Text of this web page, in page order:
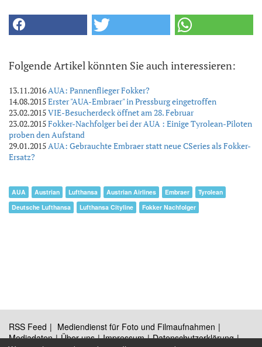
Folgende Artikel könnten Sie auch interessieren:
13.11.2016AUA: Pannenflieger Fokker?
14.08.2015Erster "AUA-Embraer" in Pressburg eingetroffen
23.02.2015VIE-Besucherdeck öffnet am 28. Februar
23.02.2015Fokker-Nachfolger bei der AUA : Einige Tyrolean-Piloten
proben den Aufstand
29.01.2015AUA: Gebrauchte Embraer statt neue CSeries als Fokker-
Ersatz?
AUA Austrian Lufthansa Austrian Airlines Embraer
Tyrolean
Deutsche Lufthansa
Lufthansa Cityline Fokker Nachfolger
RSS Feed
Mediendienst für Foto und Filmaufnahmen
Mediadaten
Über uns Impressum
Datenschutzerklärung